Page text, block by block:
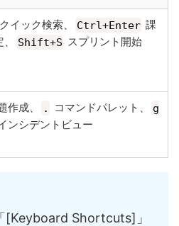
クイック検索、 Ctrl+Enter 課
Shift+S スプリント開始
作成、 . コマンドパレット、
g
ンシデントビュー
[Keyboard Shortcuts]」